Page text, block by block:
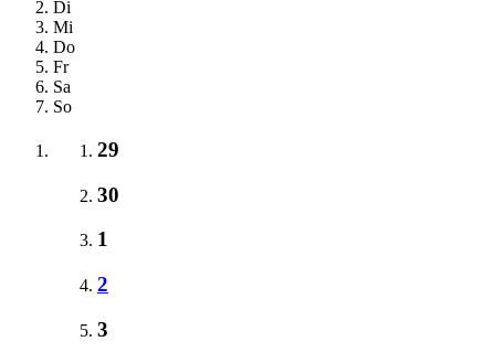
Di
Mi
Do
Fr
Sa
So
29
30
1
2
3